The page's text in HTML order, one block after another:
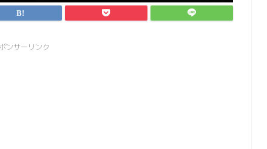
ンサーリンク